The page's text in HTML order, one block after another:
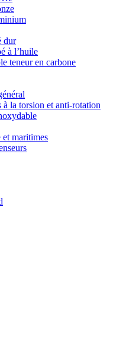
dur
à l’huile
teneur en carbone
à la torsion et anti-rotation
et maritimes